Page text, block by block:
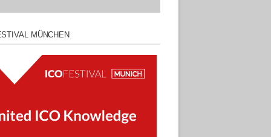
MÜNCHEN